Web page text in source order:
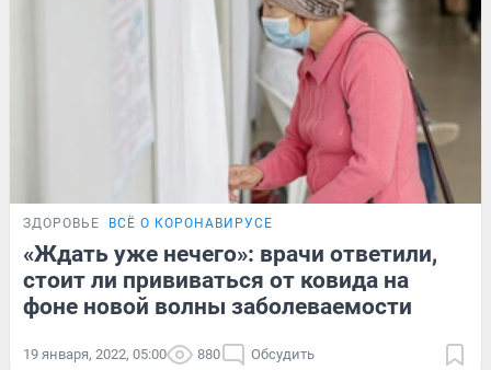
ЗДОРОВЬЕ ВСЁ О КОРОНАВИРУСЕ
«Ждать уже нечего»: врачи ответили,
стоит ли прививаться от ковида на
фоне новой волны заболеваемости
19 января, 2022, 05:00 880 Обсудить